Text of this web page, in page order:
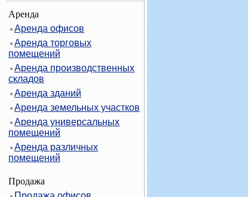
Аренда
Аренда офисов
Аренда торговых
помещений
Аренда производственных
складов
Аренда зданий
Аренда земельных участков
Аренда универсальных
помещений
Аренда различных
помещений
Продажа